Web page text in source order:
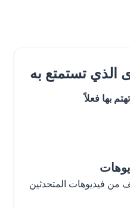
تستمتع به
بها فعلاً
من 48 ألف من فيديوهات المتحدثين